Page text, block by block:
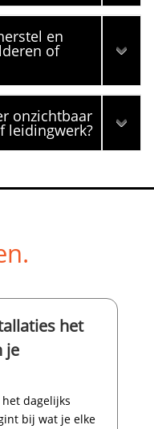
en
of
onzichtbaar
leidingwerk?
het
je
dagelijks
bij wat je elke